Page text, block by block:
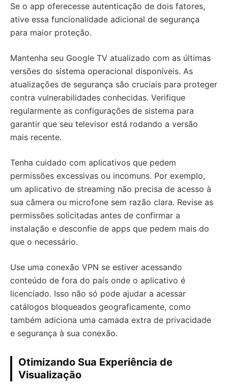
Se o app oferecesse autenticação de dois fatores,
ative essa funcionalidade adicional de segurança
para maior proteção.
Mantenha seu Google TV atualizado com as últimas
versões do sistema operacional disponíveis. As
atualizações de segurança são cruciais para proteger
contra vulnerabilidades conhecidas. Verifique
regularmente as configurações de sistema para
garantir que seu televisor está rodando a versão
mais recente.
Tenha cuidado com aplicativos que pedem
permissões excessivas ou incomuns. Por exemplo,
um aplicativo de streaming não precisa de acesso à
sua câmera ou microfone sem razão clara. Revise as
permissões solicitadas antes de confirmar a
instalação e desconfie de apps que pedem mais do
que o necessário.
Use uma conexão VPN se estiver acessando
conteúdo de fora do país onde o aplicativo é
licenciado. Isso não só pode ajudar a acessar
catálogos bloqueados geograficamente, como
também adiciona uma camada extra de privacidade
e segurança à sua conexão.
Otimizando Sua Experiência de
Visualização